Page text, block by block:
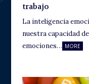
trabajo
La inteligencia
nuestra capacidad
emociones… MORE